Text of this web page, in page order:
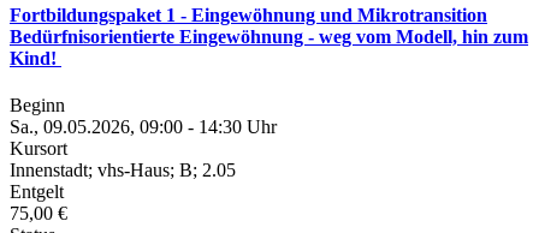
Fortbildungspaket 1 - Eingewöhnung und Mikrotransition
Bedürfnisorientierte Eingewöhnung - weg vom Modell, hin zum
Kind!
Beginn
Sa., 09.05.2026, 09:00 - 14:30 Uhr
Kursort
Innenstadt; vhs-Haus; B; 2.05
Entgelt
75,00 €